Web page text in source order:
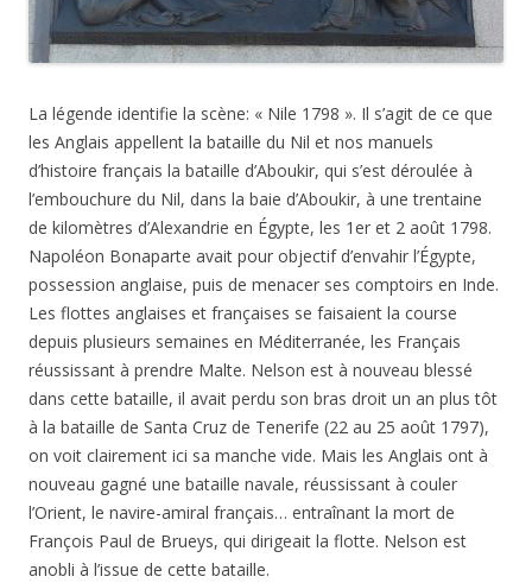
La légende identifie la scène: « Nile 1798 ». Il s’agit de ce que
les Anglais appellent la bataille du Nil et nos manuels
d’histoire français la bataille d’Aboukir, qui s’est déroulée à
l’embouchure du Nil, dans la baie d’Aboukir, à une trentaine
de kilomètres d’Alexandrie en Égypte, les 1er et 2 août 1798.
Napoléon Bonaparte avait pour objectif d’envahir l’Égypte,
possession anglaise, puis de menacer ses comptoirs en Inde.
Les flottes anglaises et françaises se faisaient la course
depuis plusieurs semaines en Méditerranée, les Français
réussissant à prendre Malte. Nelson est à nouveau blessé
dans cette bataille, il avait perdu son bras droit un an plus tôt
à la bataille de Santa Cruz de Tenerife (22 au 25 août 1797),
on voit clairement ici sa manche vide. Mais les Anglais ont à
nouveau gagné une bataille navale, réussissant à couler
l’Orient, le navire-amiral français… entraînant la mort de
François Paul de Brueys, qui dirigeait la flotte. Nelson est
anobli à l’issue de cette bataille.